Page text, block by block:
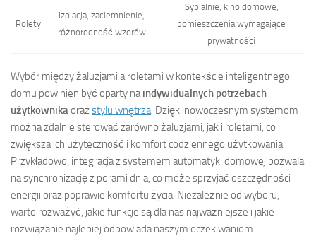
Rolety
Izolacja, zaciemnienie,
różnorodność wzorów
Sypialnie, kino domowe,
pomieszczenia wymagające
prywatności
Wybór między żaluzjami a roletami w kontekście inteligentnego
domu powinien być oparty na indywidualnych potrzebach
użytkownika orazstylu wnętrza . Dzięki nowoczesnym systemom
można zdalnie sterować zarówno żaluzjami, jak i roletami, co
zwiększa ich użyteczność i komfort codziennego użytkowania.
Przykładowo, integracja z systemem automatyki domowej pozwala
na synchronizację z porami dnia, co może sprzyjać oszczędności
energii oraz poprawie komfortu życia. Niezależnie od wyboru,
warto rozważyć, jakie funkcje są dla nas najważniejsze i jakie
rozwiązanie najlepiej odpowiada naszym oczekiwaniom.